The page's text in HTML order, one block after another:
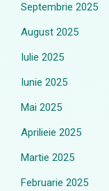
Septembrie 2025
August 2025
Iulie 2025
Iunie 2025
Mai 2025
Aprilieie 2025
Martie 2025
Februarie 2025